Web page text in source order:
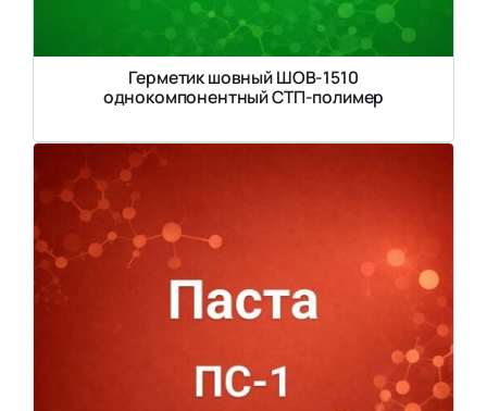
Герметик шовный ШОВ-1510
однокомпонентный СТП-полимер